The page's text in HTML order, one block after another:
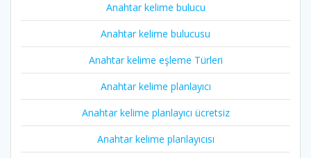
Anahtar kelime bulucu
Anahtar kelime bulucusu
Anahtar kelime eşleme Türleri
Anahtar kelime planlayıcı
Anahtar kelime planlayıcı ücretsiz
Anahtar kelime planlayıcısı